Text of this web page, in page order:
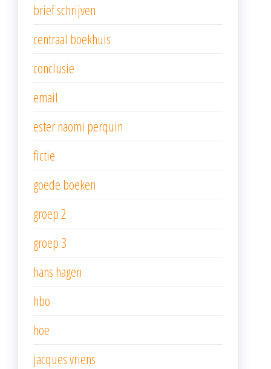
brief schrijven
centraal boekhuis
conclusie
email
ester naomi perquin
fictie
goede boeken
groep 2
groep 3
hans hagen
hbo
hoe
jacques vriens